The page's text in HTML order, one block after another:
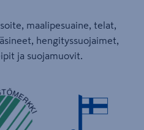
maalipesuaine, telat,
hengityssuojaimet,
ja suojamuovit.